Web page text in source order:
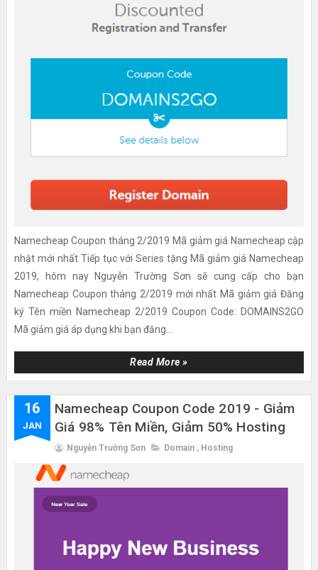
Namecheap Coupon tháng 2/2019 Mã giảm giá Namecheap cập
nhật mới nhất Tiếp tục với Series tặng Mã giảm giá Namecheap
2019, hôm nay Nguyễn Trường Sơn sẽ cung cấp cho bạn
Namecheap Coupon tháng 2/2019 mới nhất Mã giảm giá Đăng
ký Tên miền Namecheap 2/2019 Coupon Code: DOMAINS2GO
Mã giảm giá áp dụng khi bạn đăng...
Read More »
16
JAN
Namecheap Coupon Code 2019 - Giảm
Giá 98% Tên Miền, Giảm 50% Hosting
Nguyễn Trường Sơn Domain , Hosting